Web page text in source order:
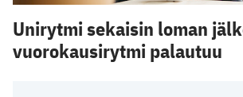
Unirytmi sekaisin loman
vuorokausirytmi palautuu